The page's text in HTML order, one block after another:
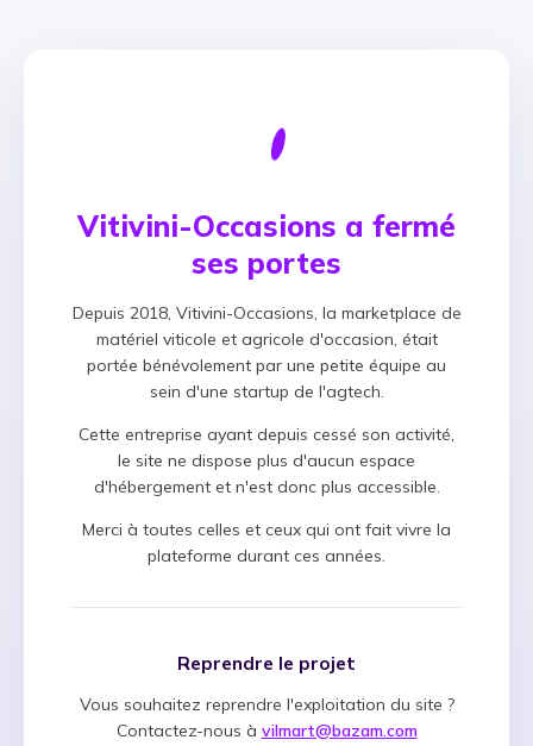
Vitivini-Occasions a fermé
ses portes
Depuis 2018, Vitivini-Occasions, la marketplace de
matériel viticole et agricole d'occasion, était
portée bénévolement par une petite équipe au
sein d'une startup de l'agtech.
Cette entreprise ayant depuis cessé son activité,
le site ne dispose plus d'aucun espace
d'hébergement et n'est donc plus accessible.
Merci à toutes celles et ceux qui ont fait vivre la
plateforme durant ces années.
Reprendre le projet
Vous souhaitez reprendre l'exploitation du site ?
Contactez-nous à vilmart@bazam.com